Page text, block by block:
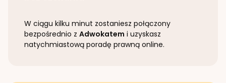
W ciągu kilku minut zostaniesz połączony
bezpośrednio z Adwokatem i uzyskasz
natychmiastową poradę prawną online.